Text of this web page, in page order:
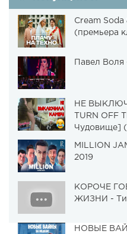
Cream
(премьера
Павел
НЕ
TURN OFF
Чудовище]
MILLION
2019
КОРОЧЕ
ЖИЗНИ -
НОВЫЕ